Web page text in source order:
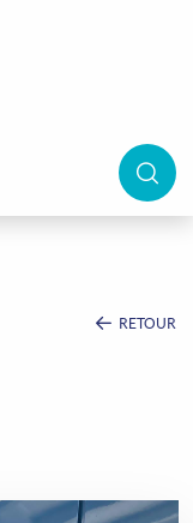
RETOUR